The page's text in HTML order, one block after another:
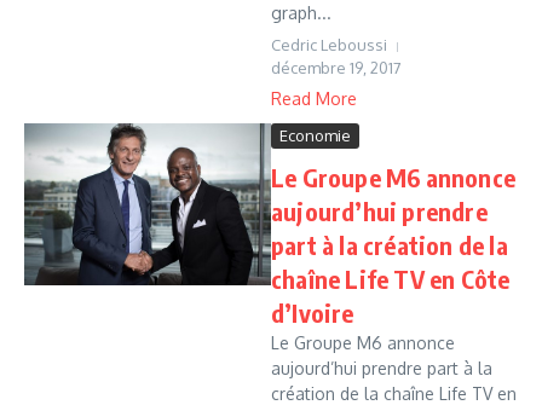
graph...
Cedric Leboussi
décembre 19, 2017
Read More
Economie
Le Groupe M6 annonce
aujourd’hui prendre
part à la création de la
chaîne Life TV en Côte
d’Ivoire
Le Groupe M6 annonce
aujourd’hui prendre part à la
création de la chaîne Life TV en